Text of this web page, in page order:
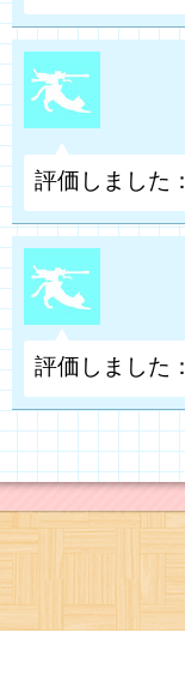
評価しました：
評価しました：